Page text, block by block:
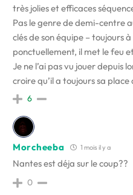
très jolies et efficaces
Pas le genre de demi-centre
clés de son équipe – toujours
ponctuellement, il met le feu
Je ne l’ai pas vu jouer depuis
croire qu’il a toujours sa place
6
Morcheeba 1 mois il y a
Nantes est déja sur le coup??
0